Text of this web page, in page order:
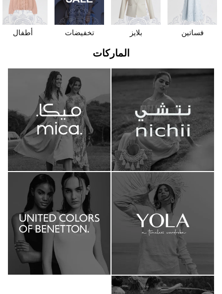
فساتين بلايز تخفيضات أطفال
الماركات